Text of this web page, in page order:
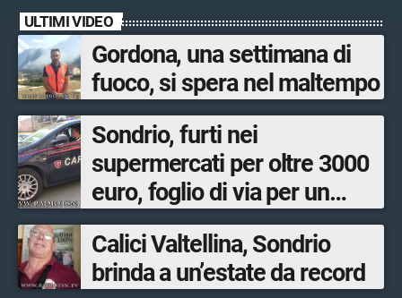
ULTIMI VIDEO
Gordona, una settimana di
fuoco, si spera nel maltempo
Sondrio, furti nei
supermercati per oltre 3000
euro, foglio di via per un
ventinovenne
Calici Valtellina, Sondrio
brinda a un’estate da record